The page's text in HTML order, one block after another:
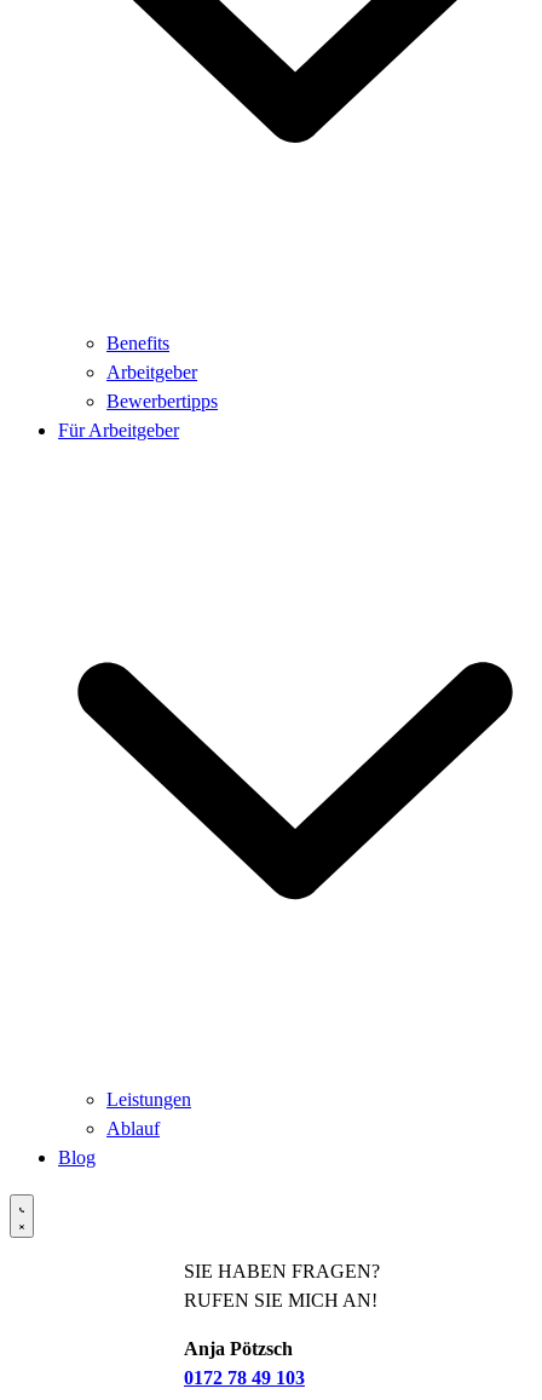
Benefits
Arbeitgeber
Bewerbertipps
Für Arbeitgeber
Leistungen
Ablauf
Blog
SIE HABEN FRAGEN?
RUFEN SIE MICH AN!
Anja Pötzsch
0172 78 49 103